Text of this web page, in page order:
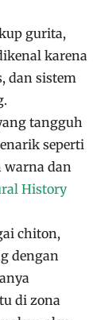
gurita,
karena
dan sistem
tangguh
seperti
warna dan
History
chiton,
dengan
di zona